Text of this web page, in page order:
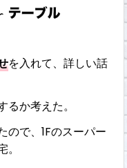
を入れて、詳しい話
か考えた。
ので、1Fのスーパー